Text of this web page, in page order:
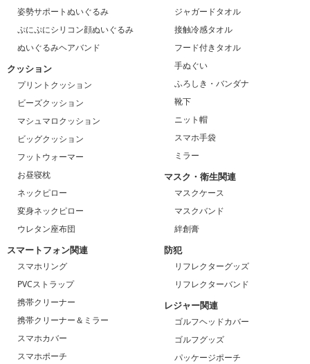
姿勢サポートぬいぐるみ
ぷにぷにシリコン顔ぬいぐるみ
ぬいぐるみヘアバンド
クッション
プリントクッション
ビーズクッション
マシュマロクッション
ビッグクッション
フットウォーマー
お昼寝枕
ネックピロー
変身ネックピロー
ウレタン座布団
スマートフォン関連
スマホリング
PVCストラップ
携帯クリーナー
携帯クリーナー＆ミラー
スマホカバー
スマホポーチ
ジャガードタオル
接触冷感タオル
フード付きタオル
手ぬぐい
ふろしき・バンダナ
靴下
ニット帽
スマホ手袋
ミラー
マスク・衛生関連
マスクケース
マスクバンド
絆創膏
防犯
リフレクターグッズ
リフレクターバンド
レジャー関連
ゴルフヘッドカバー
ゴルフグッズ
パッケージポーチ